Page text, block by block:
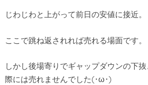
じわじわと上がって前日の安値に接近。
ここで跳ね返されれば売れる場面です。
しかし後場寄りでギャップダウンの下
際には売れませんでした(･ω･)